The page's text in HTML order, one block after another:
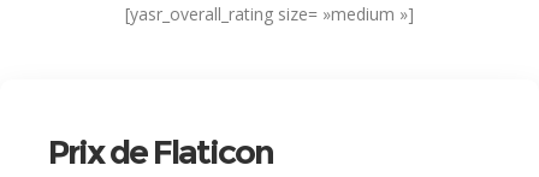
[yasr_overall_rating size= »medium »]
Prix de Flaticon